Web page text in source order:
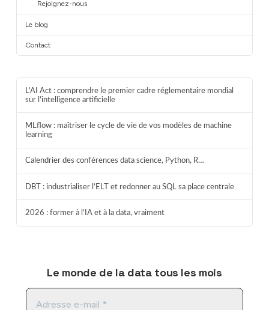
Rejoignez-nous
Le blog
Contact
L’AI Act : comprendre le premier cadre réglementaire mondial
sur l’intelligence artificielle
MLflow : maîtriser le cycle de vie de vos modèles de machine
learning
Calendrier des conférences data science, Python, R…
DBT : industrialiser l’ELT et redonner au SQL sa place centrale
2026 : former à l’IA et à la data, vraiment
Le monde de la data tous les mois